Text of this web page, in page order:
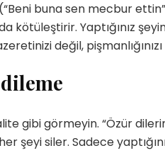
buna sen mecbur
kötüleştirir. Yaptığınız
değil,
gibi görmeyin. “Özür
şeyi siler. Sadece